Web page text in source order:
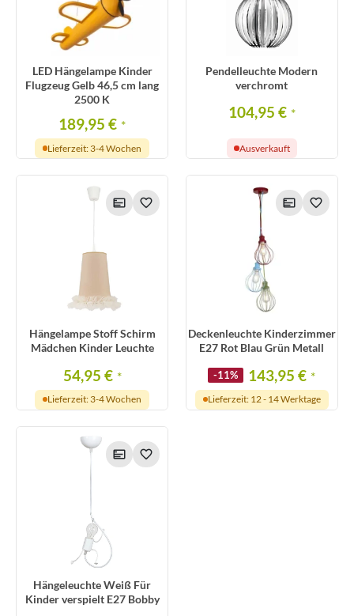
LED Hängelampe Kinder
Flugzeug Gelb 46,5 cm lang
2500 K
189,95 € *
Lieferzeit: 3-4 Wochen
Pendelleuchte Modern
verchromt
104,95 € *
Ausverkauft
Hängelampe Stoff Schirm
Mädchen Kinder Leuchte
54,95 € *
Lieferzeit: 3-4 Wochen
Deckenleuchte Kinderzimmer
E27 Rot Blau Grün Metall
-11% 143,95 € *
Lieferzeit: 12 - 14 Werktage
Hängeleuchte Weiß Für
Kinder verspielt E27 Bobby